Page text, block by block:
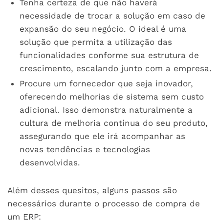
Tenha certeza de que não haverá
necessidade de trocar a solução em caso de
expansão do seu negócio. O ideal é uma
solução que permita a utilização das
funcionalidades conforme sua estrutura de
crescimento, escalando junto com a empresa.
Procure um fornecedor que seja inovador,
oferecendo melhorias de sistema sem custo
adicional. Isso demonstra naturalmente a
cultura de melhoria contínua do seu produto,
assegurando que ele irá acompanhar as
novas tendências e tecnologias
desenvolvidas.
Além desses quesitos, alguns passos são
necessários durante o processo de compra de
um ERP: